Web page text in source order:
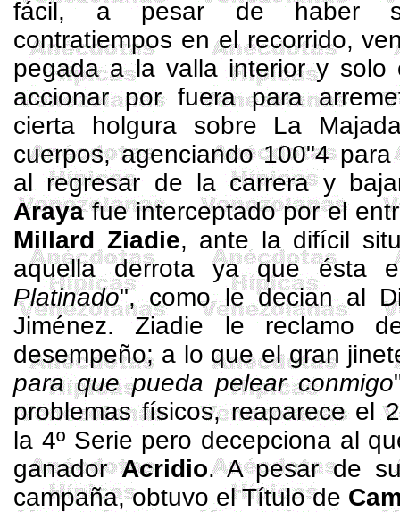
fácil, a pesar de haber
contratiempos en el recorrido,
pegada a la valla interior y
accionar por fuera para
cierta holgura sobre La
cuerpos, agenciando 100"4
al regresar de la carrera y
Arayafue interceptado por el
Millard Ziadie, ante la difícil
aquella derrota ya que ésta
Platinado", como le decian al
Jiménez. Ziadie le reclamo
desempeño; a lo que el gran
para que pueda pelear conmigo
problemas físicos, reaparece el
la 4º Serie pero decepciona al
ganadorAcridio. A pesar de
campaña, obtuvo el Título de